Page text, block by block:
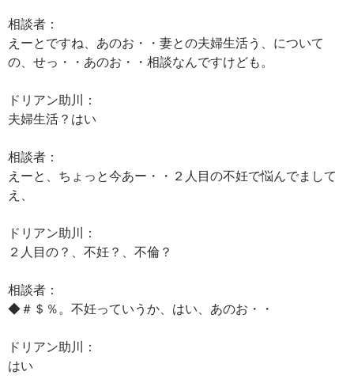
相談者：
えーとですね、あのお・・妻との夫婦生活う、について
の、せっ・・あのお・・相談なんですけども。
ドリアン助川：
夫婦生活？はい
相談者：
えーと、ちょっと今あー・・２人目の不妊で悩んでまして
え、
ドリアン助川：
２人目の？、不妊？、不倫？
相談者：
◆＃＄％。不妊っていうか、はい、あのお・・
ドリアン助川：
はい